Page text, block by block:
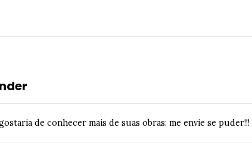
de conhecer mais de suas obras: me envie se puder!!!